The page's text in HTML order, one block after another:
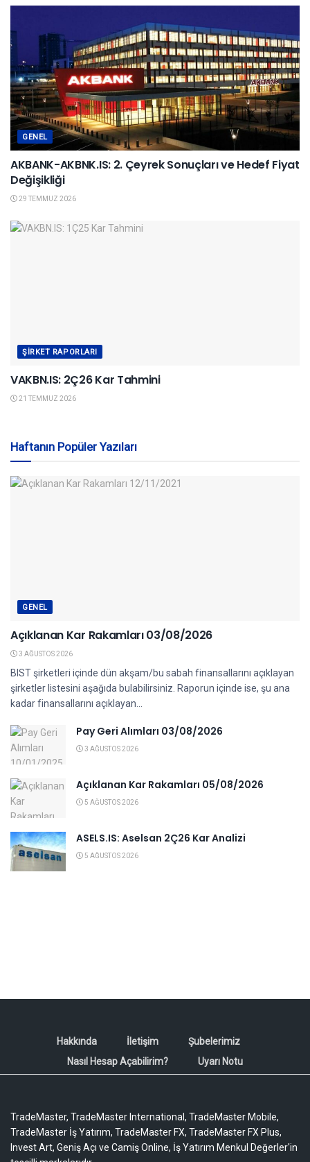
GENEL
AKBANK-AKBNK.IS: 2. Çeyrek Sonuçları ve Hedef Fiyat
Değişikliği
29 TEMMUZ 2026
ŞIRKET RAPORLARI
VAKBN.IS: 2Ç26 Kar Tahmini
21 TEMMUZ 2026
Haftanın Popüler Yazıları
GENEL
Açıklanan Kar Rakamları 03/08/2026
3 AĞUSTOS 2026
BIST şirketleri içinde dün akşam/bu sabah finansallarını açıklayan
şirketler listesini aşağıda bulabilirsiniz. Raporun içinde ise, şu ana
kadar finansallarını açıklayan...
Pay Geri Alımları 03/08/2026
3 AĞUSTOS 2026
Açıklanan Kar Rakamları 05/08/2026
5 AĞUSTOS 2026
ASELS.IS: Aselsan 2Ç26 Kar Analizi
5 AĞUSTOS 2026
Hakkında İletişim
Şubelerimiz
Nasıl Hesap Açabilirim?
Uyarı Notu
TradeMaster, TradeMaster International, TradeMaster Mobile,
TradeMaster İş Yatırım, TradeMaster FX, TradeMaster FX Plus,
Invest Art, Geniş Açı ve Camiş Online, İş Yatırım Menkul Değerler'in